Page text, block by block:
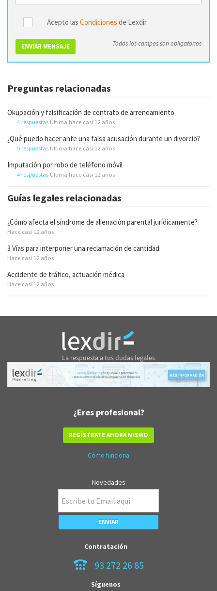
Acepto las Condiciones de Lexdir.
ENVIAR MENSAJE Todos los campos son obligatorios
Preguntas relacionadas
Okupación y falsificación de contrato de arrendamiento
4 respuestas Última hace casi 12 años
¿Qué puedo hacer ante una falsa acusación durante un divorcio?
5 respuestas Última hace casi 12 años
Imputación por robo de teléfono móvil
4 respuestas Última hace casi 12 años
Guías legales relacionadas
¿Cómo afecta el síndrome de alienación parental jurídicamente?
Hace casi 12 años
3 Vías para interponer una reclamación de cantidad
Hace casi 12 años
Accidente de tráfico, actuación médica
Hace casi 12 años
¿Eres profesional?
REGÍSTRATE AHORA MISMO
Cómo funciona
Novedades
Contratación
93 272 26 85
Síguenos